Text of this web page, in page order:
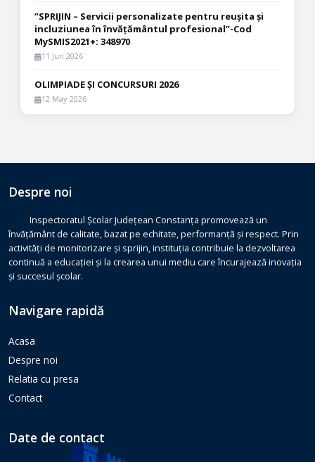
”SPRIJIN – Servicii personalizate pentru reușita și
incluziunea în învățământul profesional”-Cod
MySMIS2021+: 348970
11 Jun 2026
OLIMPIADE ȘI CONCURSURI 2026
12 May 2026
Despre noi
Inspectoratul Școlar Județean Constanța promovează un
învățământ de calitate, bazat pe echitate, performanță și respect. Prin
activități de monitorizare și sprijin, instituția contribuie la dezvoltarea
continuă a educației și la crearea unui mediu care încurajează inovația
și succesul școlar.
Navigare rapidă
Acasa
Despre noi
Relatia cu presa
Contact
Date de contact